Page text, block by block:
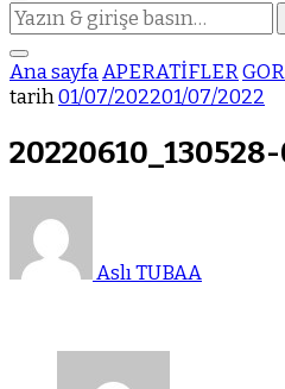
Bir
şey
mi
arıyorsunuz?
Ana sayfaAPERATİFLER
tarih01/07/202201/07/2022
Aslı TUBAA